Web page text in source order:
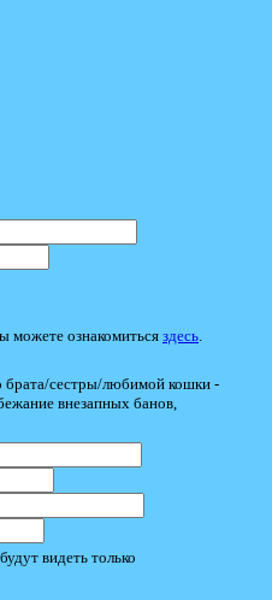
можете ознакомиться здесь
брата/сестры/любимой кошки -
внезапных банов,
видеть только